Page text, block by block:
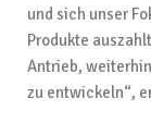
und sich unser
Produkte
Antrieb,
zu entwickeln“,